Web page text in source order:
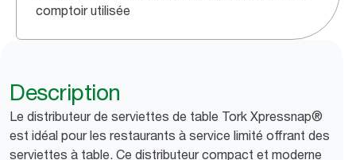
comptoir utilisée
Description
Le distributeur de serviettes de table Tork Xpressnap®
est idéal pour les restaurants à service limité offrant des
serviettes à table. Ce distributeur compact et moderne